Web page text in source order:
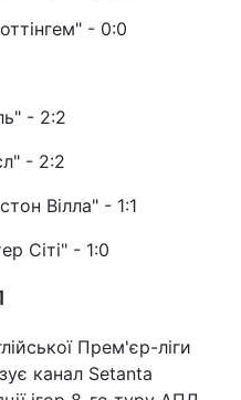
- 0:0
- 2:2
- 2:2
Вілла" - 1:1
Сіті" - 1:0
Прем'єр-ліги
канал Setanta